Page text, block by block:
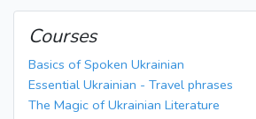
Courses
Basics of Spoken Ukrainian
Essential Ukrainian - Travel phrases
The Magic of Ukrainian Literature